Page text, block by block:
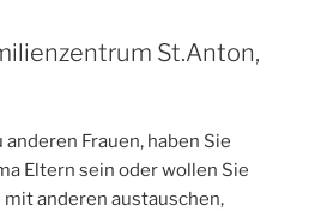
St.Anton,
Frauen, haben Sie
Eltern sein oder wollen Sie
anderen austauschen,